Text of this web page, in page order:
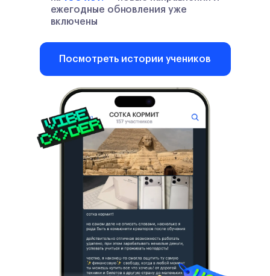
ежегодные обновления уже
включены
Посмотреть истории учеников